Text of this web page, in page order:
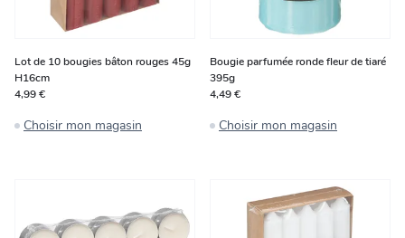
Lot de 10 bougies bâton rouges 45g
H16cm
4,99 €
Choisir mon magasin
Bougie parfumée ronde fleur de tiaré
395g
4,49 €
Choisir mon magasin